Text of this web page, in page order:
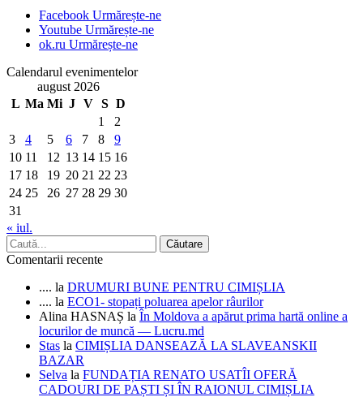
Facebook Urmărește-ne
Youtube Urmărește-ne
ok.ru Urmărește-ne
Calendarul evenimentelor
august 2026
L Ma Mi J V S D
1
2
3
4 5 6 7 8
9
10 11 12 13 14 15 16
17 18 19 20 21 22 23
24 25 26 27 28 29 30
31
« iul.
Comentarii recente
.... la DRUMURI BUNE PENTRU CIMIȘLIA
.... la ECO1- stopați poluarea apelor râurilor
Alina HASNAȘ la În Moldova a apărut prima hartă online a
locurilor de muncă — Lucru.md
Stas la CIMIȘLIA DANSEAZĂ LA SLAVEANSKII
BAZAR
Selva la FUNDAȚIA RENATO USATÎI OFERĂ
CADOURI DE PAȘTI ȘI ÎN RAIONUL CIMIȘLIA